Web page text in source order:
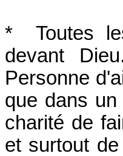
* Toutes
devant
Personne
que dans
charité de
et surtout